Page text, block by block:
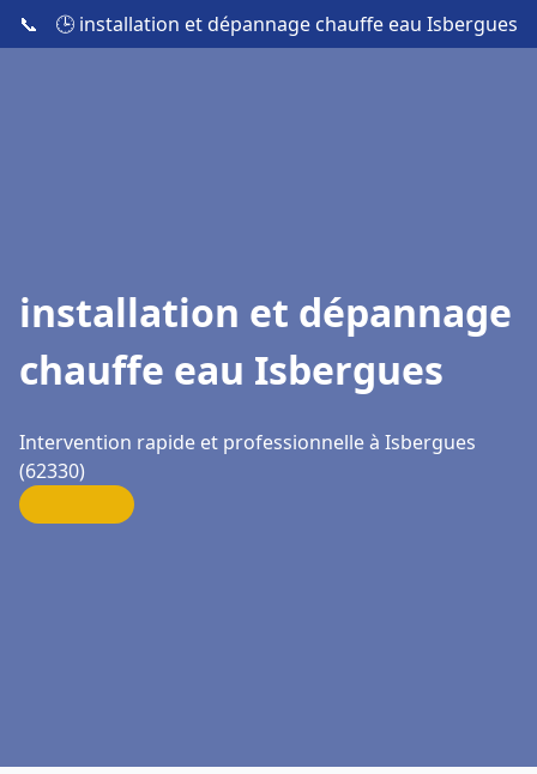
📞 🕒 installation et dépannage chauffe eau Isbergues
installation et dépannage
chauffe eau Isbergues
Intervention rapide et professionnelle à Isbergues
(62330)